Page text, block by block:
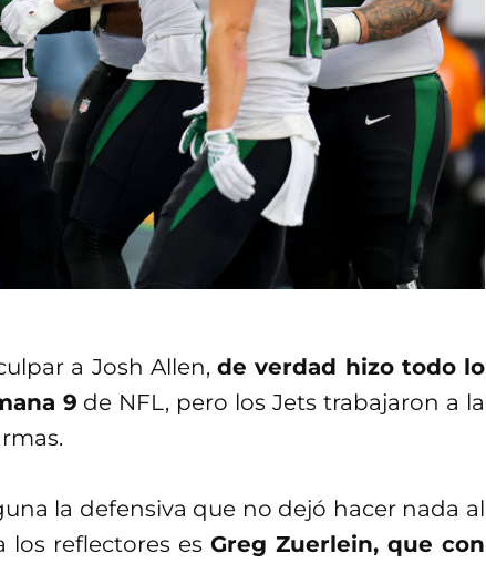
a Josh Allen, de verdad hizo todo lo
9 de NFL, pero los Jets trabajaron a la
la defensiva que no dejó hacer nada al
los reflectores es Greg Zuerlein, que con